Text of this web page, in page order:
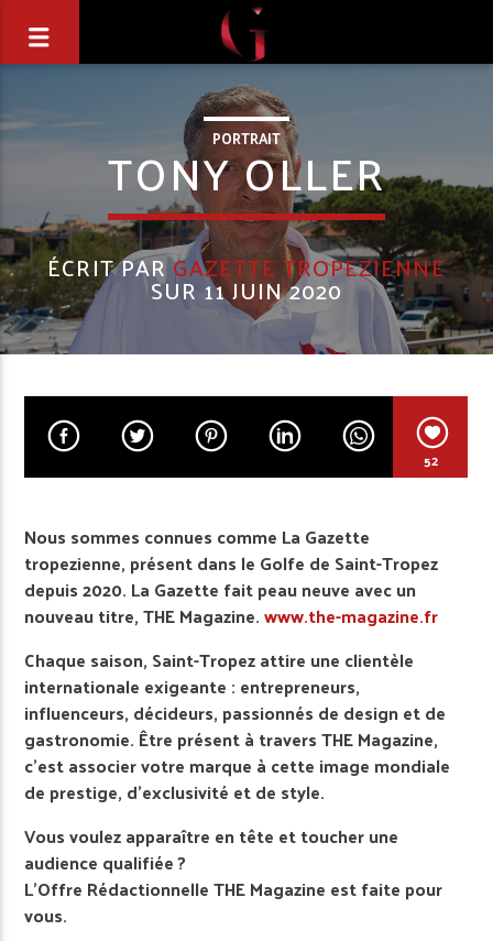
PORTRAIT
TONY OLLER
ÉCRIT PARGAZETTE TROPEZIENNE
SUR 11 JUIN 2020
52
Nous sommes connues comme La Gazette
tropezienne, présent dans le Golfe de Saint-Tropez
depuis 2020. La Gazette fait peau neuve avec un
nouveau titre, THE Magazine.www.the-magazine.fr
Chaque saison, Saint-Tropez attire une clientèle
internationale exigeante : entrepreneurs,
influenceurs, décideurs, passionnés de design et de
gastronomie. Être présent à travers THE Magazine,
c’est associer votre marque à cette image mondiale
de prestige, d’exclusivité et de style.
Vous voulez apparaître en tête et toucher une
audience qualifiée ?
L’Offre Rédactionnelle THE Magazine est faite pour
vous.